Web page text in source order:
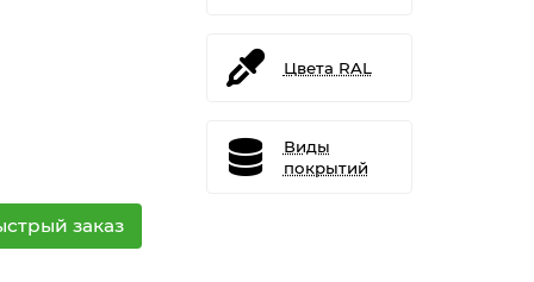
заказ
Цвета RAL
Виды
покрытий